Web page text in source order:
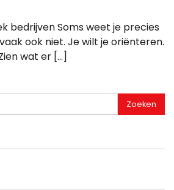
bedrijven Soms weet je precies
ook niet. Je wilt je oriënteren.
wat er […]